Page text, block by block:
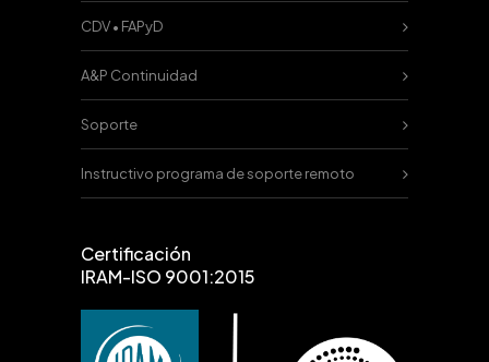
CDV • FAPyD
A&P Continuidad
Soporte
Instructivo programa de soporte remoto
Certificación
IRAM-ISO 9001:2015